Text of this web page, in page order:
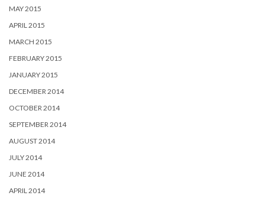
MAY 2015
APRIL 2015
MARCH 2015
FEBRUARY 2015
JANUARY 2015
DECEMBER 2014
OCTOBER 2014
SEPTEMBER 2014
AUGUST 2014
JULY 2014
JUNE 2014
APRIL 2014